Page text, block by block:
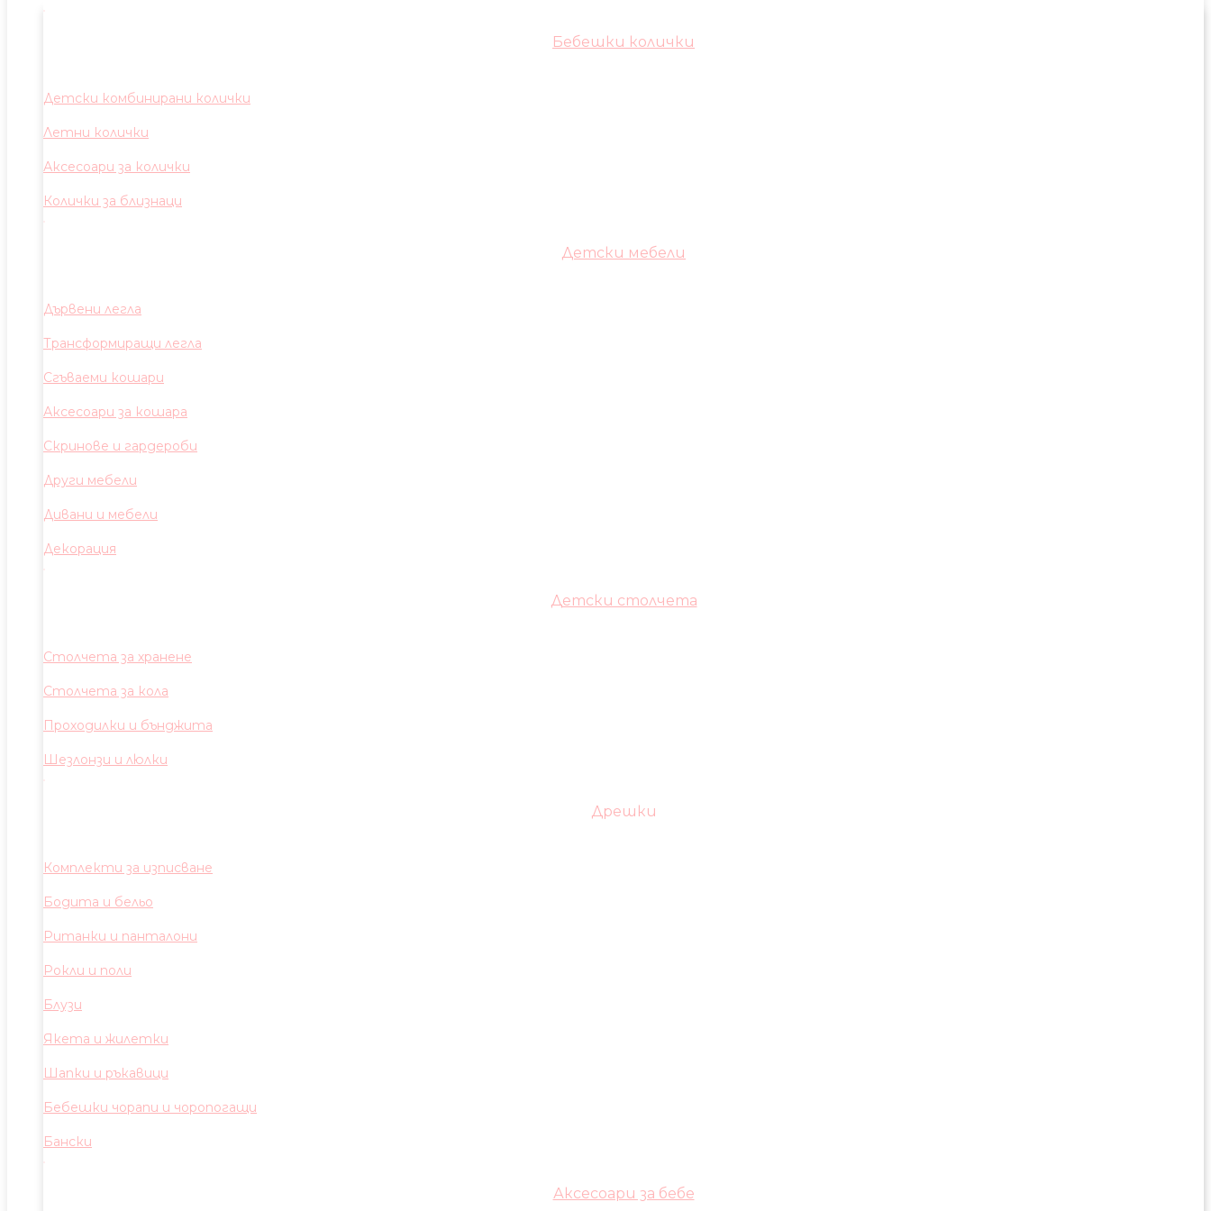
Бебешки колички
Детски комбинирани колички
Летни колички
Аксесоари за колички
Колички за близнаци
Детски мебели
Дървени легла
Трансформиращи легла
Сгъваеми кошари
Аксесоари за кошара
Скринове и гардероби
Други мебели
Дивани и мебели
Декорация
Детски столчета
Столчета за хранене
Столчета за кола
Проходилки и бънджита
Шезлонзи и люлки
Дрешки
Комплекти за изписване
Бодита и бельо
Ританки и панталони
Рокли и поли
Блузи
Якета и жилетки
Шапки и ръкавици
Бебешки чорапи и чоропогащи
Бански
Аксесоари за бебе